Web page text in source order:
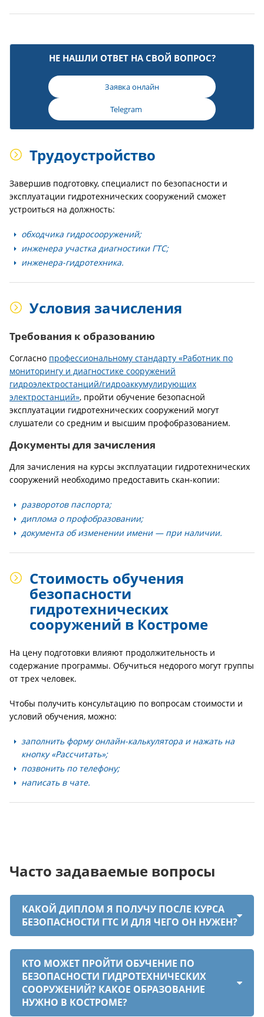
НЕ НАШЛИ ОТВЕТ НА СВОЙ ВОПРОС?
Заявка онлайн
Telegram
Трудоустройство
Завершив подготовку, специалист по безопасности и
эксплуатации гидротехнических сооружений сможет
устроиться на должность:
обходчика гидросооружений;
инженера участка диагностики ГТС;
инженера-гидротехника.
Условия зачисления
Требования к образованию
Согласно профессиональному стандарту «Работник по
мониторингу и диагностике сооружений
гидроэлектростанций/гидроаккумулирующих
электростанций», пройти обучение безопасной
эксплуатации гидротехнических сооружений могут
слушатели со средним и высшим профобразованием.
Документы для зачисления
Для зачисления на курсы эксплуатации гидротехнических
сооружений необходимо предоставить скан-копии:
разворотов паспорта;
диплома о профобразовании;
документа об изменении имени — при наличии.
Стоимость обучения
безопасности
гидротехнических
сооружений в Костроме
На цену подготовки влияют продолжительность и
содержание программы. Обучиться недорого могут группы
от трех человек.
Чтобы получить консультацию по вопросам стоимости и
условий обучения, можно:
заполнить форму онлайн-калькулятора и нажать на
кнопку «Рассчитать»;
позвонить по телефону;
написать в чате.
Часто задаваемые вопросы
КАКОЙ ДИПЛОМ Я ПОЛУЧУ ПОСЛЕ КУРСА
БЕЗОПАСНОСТИ ГТС И ДЛЯ ЧЕГО ОН НУЖЕН?
КТО МОЖЕТ ПРОЙТИ ОБУЧЕНИЕ ПО
БЕЗОПАСНОСТИ ГИДРОТЕХНИЧЕСКИХ
СООРУЖЕНИЙ? КАКОЕ ОБРАЗОВАНИЕ
НУЖНО В КОСТРОМЕ?